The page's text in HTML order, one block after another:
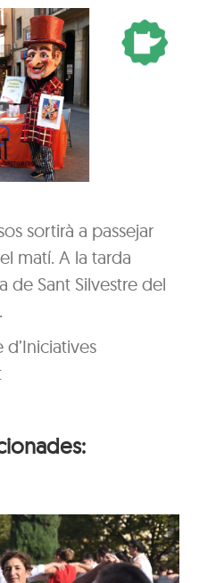
sortirà a passejar
matí. A la tarda
de Sant Silvestre del